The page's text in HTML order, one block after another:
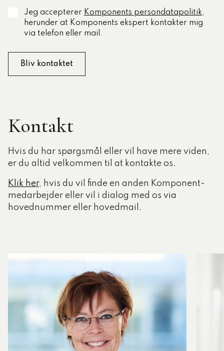
Jeg accepterer Komponents persondatapolitik,
herunder at Komponents ekspert kontakter mig
via telefon eller mail.
Kontakt
Hvis du har spørgsmål eller vil have mere viden,
er du altid velkommen til at kontakte os.
Klik her, hvis du vil finde en anden Komponent-
medarbejder eller vil i dialog med os via
hovednummer eller hovedmail.